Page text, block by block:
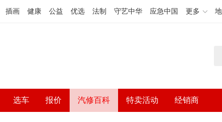
插画 健康 公益 优选 法制 守艺中华 应急中国 更多
选车 报价 汽修百科 特卖活动 经销商